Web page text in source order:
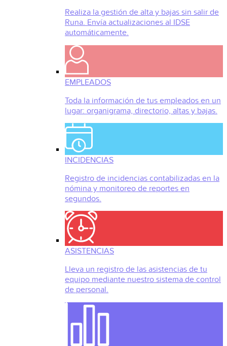
Realiza la gestión de alta y bajas sin salir de
Runa. Envía actualizaciones al IDSE
automáticamente.
EMPLEADOS
Toda la información de tus empleados en un
lugar: organigrama, directorio, altas y bajas.
INCIDENCIAS
Registro de incidencias contabilizadas en la
nómina y monitoreo de reportes en
segundos.
ASISTENCIAS
Lleva un registro de las asistencias de tu
equipo mediante nuestro sistema de control
de personal.